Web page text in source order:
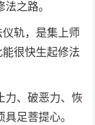
之路。
轨，是集上师
很快生起修法
力、破恶力、恢
足菩提心。